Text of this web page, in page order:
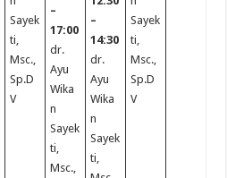
Sayek
ti,
Msc.,
Sp.D
V
–
17:00
dr.
Ayu
Wika
n
Sayek
ti,
Msc.,
–
14:30
dr.
Ayu
Wika
n
Sayek
ti,
Sayek
ti,
Msc.,
Sp.D
V